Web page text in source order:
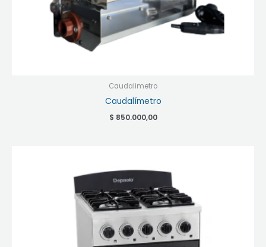
Caudalimetro
Caudalímetro
$ 850.000,00